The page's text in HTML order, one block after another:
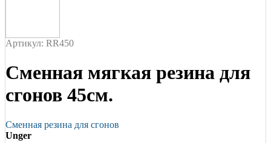
Артикул: RR450
Сменная мягкая резина для
сгонов 45см.
Сменная резина для сгонов
Unger